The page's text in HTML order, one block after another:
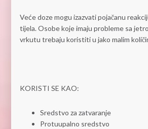
Veće doze mogu izazvati pojačanu
tijela. Osobe koje imaju probleme sa
vrkutu trebaju koristiti u jako malim
KORISTI SE KAO:
Sredstvo za zatvaranje
Protuupalno sredstvo